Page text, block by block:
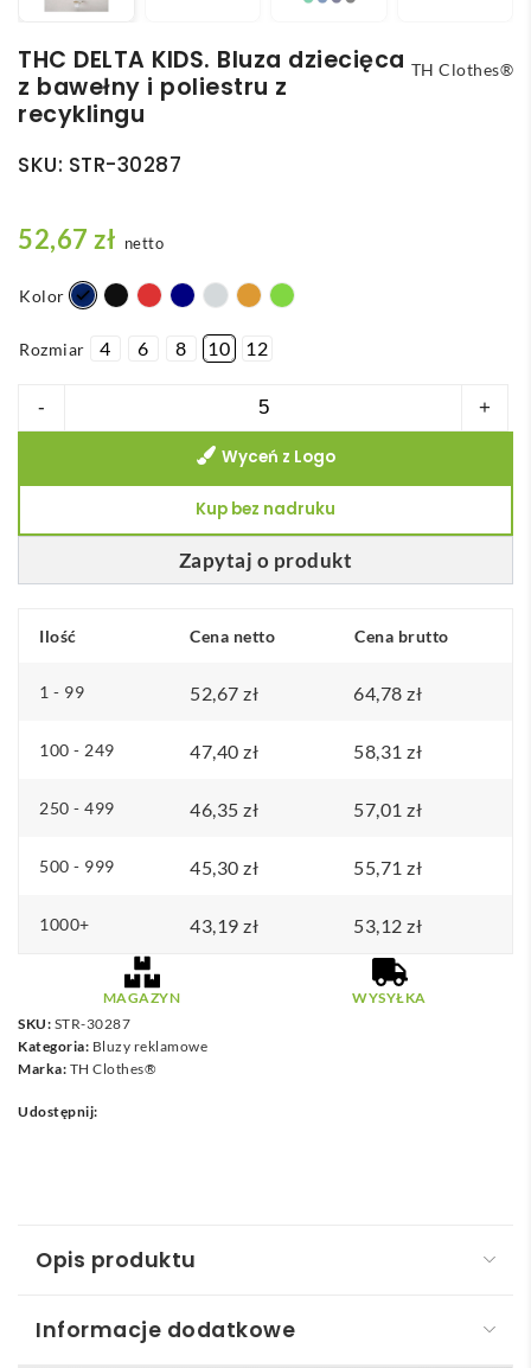
THC DELTA KIDS. Bluza dziecięca
z bawełny i poliestru z
recyklingu
TH Clothes®
SKU: STR-30287
52,67 zł netto
Kolor
Rozmiar 4 6 8 10 12
-
THC
z
poliestru
recyklingu
+
Zapytaj o produkt
Wyceń z Logo
Kup bez nadruku
Ilość Cena netto Cena brutto
1 - 99 52,67 zł 64,78 zł
100 - 249 47,40 zł 58,31 zł
250 - 499 46,35 zł 57,01 zł
500 - 999 45,30 zł 55,71 zł
1000+ 43,19 zł 53,12 zł
MAGAZYN
WYSYŁKA
SKU: STR-30287
Kategoria: Bluzy reklamowe
Marka: TH Clothes®
Udostępnij:
Opis produktu
Informacje dodatkowe